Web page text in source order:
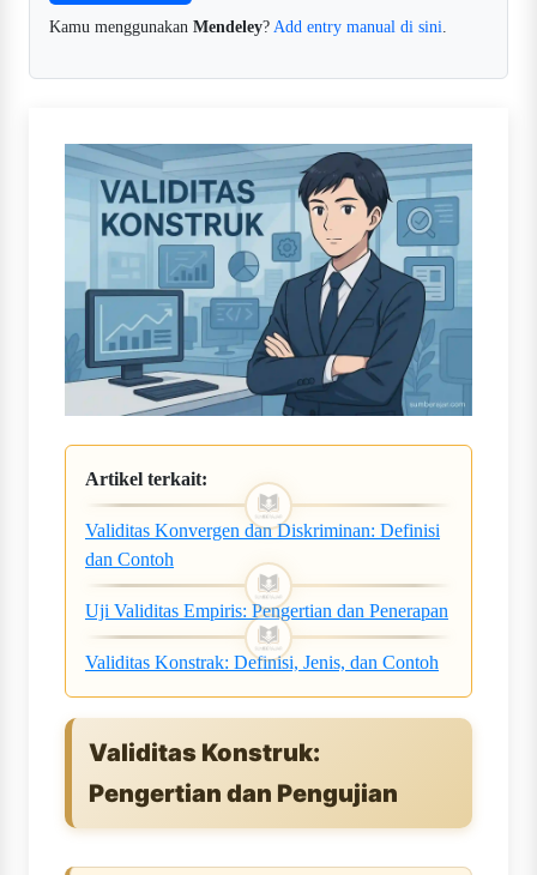
Kamu menggunakan Mendeley? Add entry manual di sini.
Artikel terkait:
Validitas Konvergen dan Diskriminan: Definisi
dan Contoh
Uji Validitas Empiris: Pengertian dan Penerapan
Validitas Konstrak: Definisi, Jenis, dan Contoh
Validitas Konstruk:
Pengertian dan Pengujian